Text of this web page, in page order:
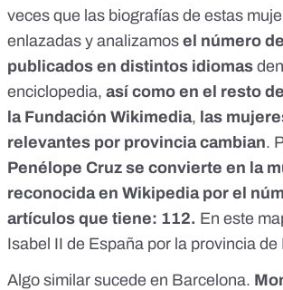
veces que las biografías de estas
enlazadas y analizamos el número
publicados en distintos idiomas
enciclopedia, así como en el resto
la Fundación Wikimedia, las
relevantes por provincia cambian.
Penélope Cruz se convierte en la
reconocida en Wikipedia por el
artículos que tiene: 112. En este
Isabel II de España por la provincia de
Algo similar sucede en Barcelona.